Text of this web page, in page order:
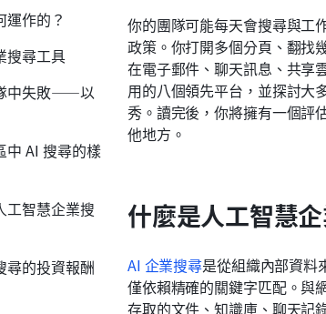
你的團隊可能每天會搜尋與工
政策。你打開多個分頁、翻
在電子郵件、聊天訊息、共享
用的八個領先平台，並探討大
秀。讀完後，你將擁有一個評
他地方。
什麼是人工智慧
AI 企業搜尋是從組織內部資料
僅依賴精確的關鍵字匹配。與
存取的文件、知識庫、聊天記
運作的？
搜尋工具
中失敗——以
中 AI 搜尋的樣
工智慧企業搜
尋的投資報酬